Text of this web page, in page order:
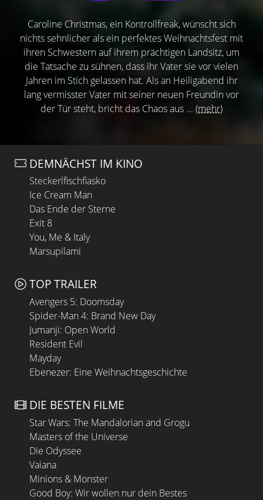
Caroline Christmas, ein Kontrollfreak, wünscht sich
nichts sehnlicher als ein perfektes Weihnachtsfest mit
ihren Schwestern auf ihrem prächtigen Landsitz, um
die Tatsache zu sühnen, dass ihr Vater sie vor vielen
Jahren im Stich gelassen hat. Als an Heiligabend ihr
lang vermisster Vater mit seiner neuen Freundin vor
der Tür steht, bricht das Chaos aus ... (mehr)
DEMNÄCHST IM KINO
Steckerlfischfiasko
Ice Cream Man
Das Ende der Sterne
Exit 8
You, Me & Italy
Marsupilami
TOP TRAILER
Avengers 5: Doomsday
Spider-Man 4: Brand New Day
Jumanji: Open World
Resident Evil
Mayday
Ebenezer: Eine Weihnachtsgeschichte
DIE BESTEN FILME
Star Wars: The Mandalorian and Grogu
Masters of the Universe
Die Odyssee
Vaiana
Minions & Monster
Good Boy: Wir wollen nur dein Bestes